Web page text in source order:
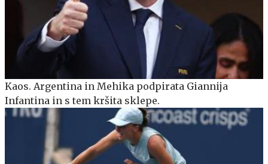
Kaos. Argentina in Mehika podpirata Giannija
Infantina in s tem kršita sklepe.